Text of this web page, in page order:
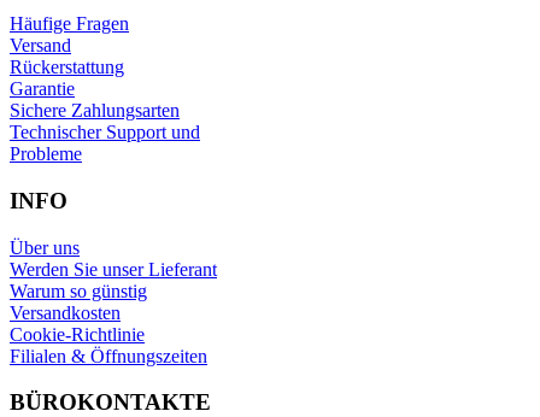
Häufige Fragen
Versand
Rückerstattung
Garantie
Sichere Zahlungsarten
Technischer Support und
Probleme
INFO
Über uns
Werden Sie unser Lieferant
Warum so günstig
Versandkosten
Cookie-Richtlinie
Filialen & Öffnungszeiten
BÜROKONTAKTE